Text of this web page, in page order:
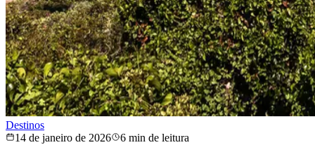
Destinos
14 de janeiro de 2026
6 min de leitura